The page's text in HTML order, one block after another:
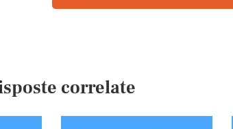
correlate